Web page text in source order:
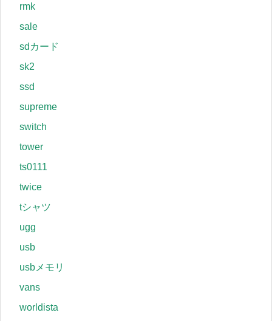
rmk
sale
sdカード
sk2
ssd
supreme
switch
tower
ts0111
twice
tシャツ
ugg
usb
usbメモリ
vans
worldista